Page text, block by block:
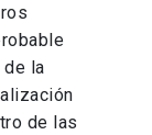
de la
de las